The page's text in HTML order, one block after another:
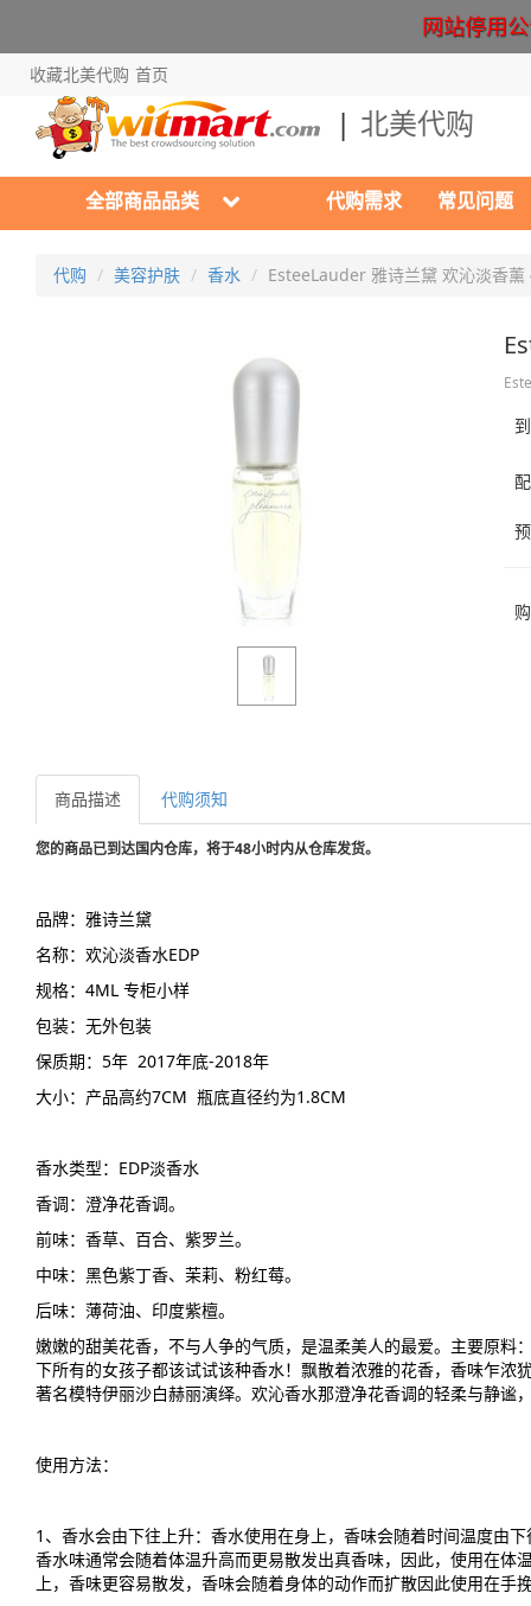
网站停用
收藏北美代购 首页
北美代购
全部商品品类 代购需求 常见问题
代购 美容护肤 香水 EsteeLauder 雅诗兰黛 欢沁淡香
商品描述 代购须知
您的商品已到达国内仓库，将于48小时内从仓库发货。
品牌：雅诗兰黛
名称：欢沁淡香水EDP
规格：4ML 专柜小样
包装：无外包装
保质期：5年 2017年底-2018年
大小：产品高约7CM 瓶底直径约为1.8CM
香水类型：EDP淡香水
香调：澄净花香调。
前味：香草、百合、紫罗兰。
中味：黑色紫丁香、茉莉、粉红莓。
后味：薄荷油、印度紫檀。
嫩嫩的甜美花香，不与人争的气质，是温柔美人的最爱。主要原
下所有的女孩子都该试试该种香水！飘散着浓雅的花香，香味乍
著名模特伊丽沙白赫丽演绎。欢沁香水那澄净花香调的轻柔与静
使用方法：
1、香水会由下往上升：香水使用在身上，香味会随着时间温度由
香水味通常会随着体温升高而更易散发出真香味，因此，使用在
上，香味更容易散发，香味会随着身体的动作而扩散因此使用在手